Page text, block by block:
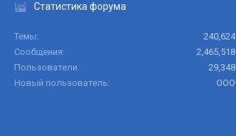
Статистика форума
Темы
240,624
Сообщения
2,465,518
Пользователи
29,348
Новый пользователь
ООО